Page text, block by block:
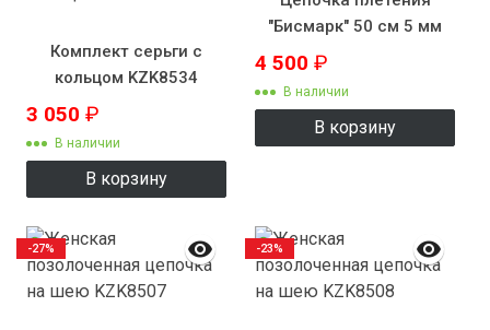
Комплект серьги с
кольцом KZK8534
3 050 ₽
В наличии
В корзину
"Бисмарк" 50 см 5 мм
4 500 ₽
В наличии
В корзину
-27% -23%